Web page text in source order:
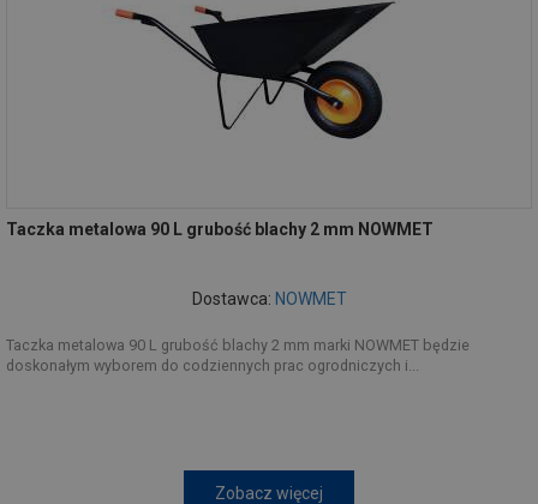
Taczka metalowa 90 L grubość blachy 2 mm NOWMET
Dostawca: NOWMET
Taczka metalowa 90 L grubość blachy 2 mm marki NOWMET będzie
doskonałym wyborem do codziennych prac ogrodniczych i...
Zobacz więcej